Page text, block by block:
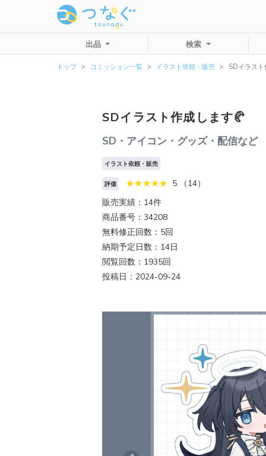
出品 検索
トップ コミッション一覧 イラスト依頼・販売 SDイラス
SDイラスト作成します🥐
SD・アイコン・グッズ・配信など
イラスト依頼・販売
評価
5 （14）
販売実績：14件
商品番号：34208
無料修正回数：5回
納期予定日数：14日
閲覧回数：1935回
投稿日：2024-09-24